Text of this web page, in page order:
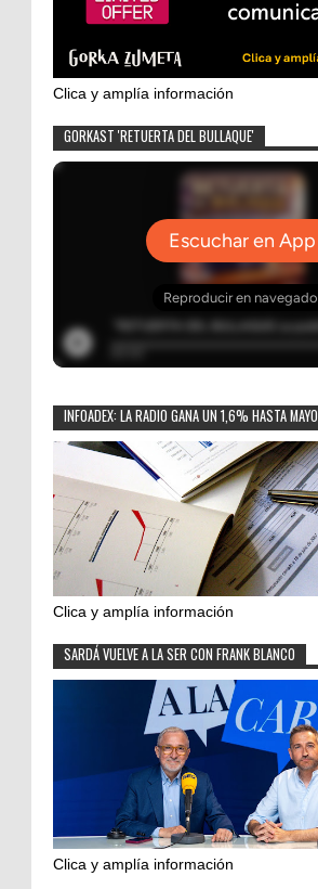
Clica y amplía información
GORKAST 'RETUERTA DEL BULLAQUE'
INFOADEX: LA RADIO GANA UN 1,6% HASTA MAYO
Clica y amplía información
SARDÁ VUELVE A LA SER CON FRANK BLANCO
Clica y amplía información